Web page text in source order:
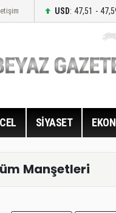
USD: 47,51 -
SİYASET
Manşetleri